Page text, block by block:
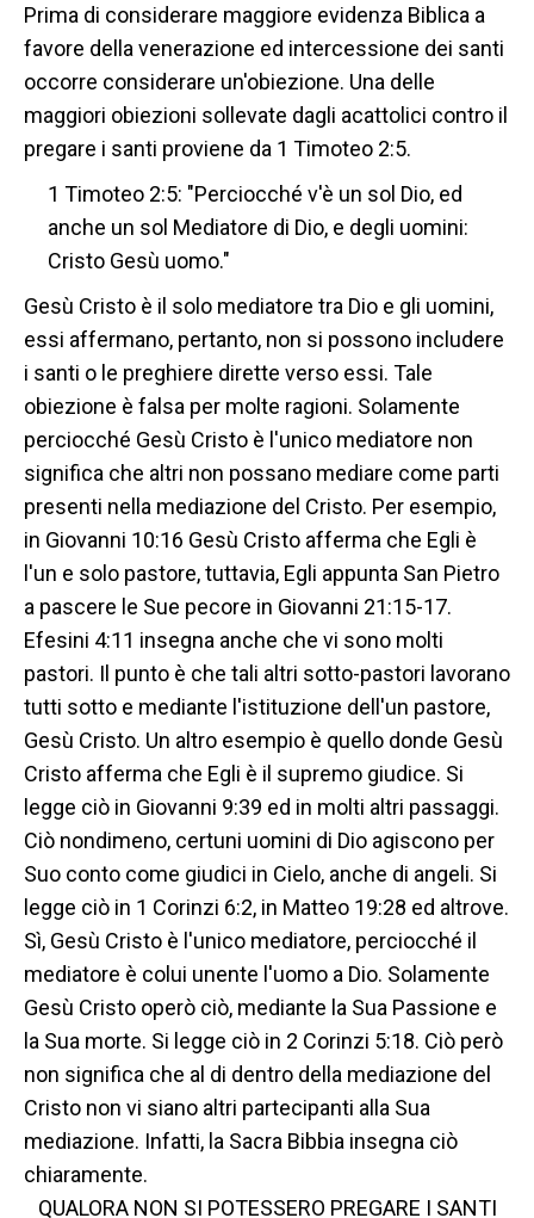
Prima di considerare maggiore evidenza Biblica a
favore della venerazione ed intercessione dei santi
occorre considerare un'obiezione. Una delle
maggiori obiezioni sollevate dagli acattolici contro il
pregare i santi proviene da 1 Timoteo 2:5.
1 Timoteo 2:5: "Perciocché v'è un sol Dio, ed
anche un sol Mediatore di Dio, e degli uomini:
Cristo Gesù uomo."
Gesù Cristo è il solo mediatore tra Dio e gli uomini,
essi affermano, pertanto, non si possono includere
i santi o le preghiere dirette verso essi. Tale
obiezione è falsa per molte ragioni. Solamente
perciocché Gesù Cristo è l'unico mediatore non
significa che altri non possano mediare come parti
presenti nella mediazione del Cristo. Per esempio,
in Giovanni 10:16 Gesù Cristo afferma che Egli è
l'un e solo pastore, tuttavia, Egli appunta San Pietro
a pascere le Sue pecore in Giovanni 21:15-17.
Efesini 4:11 insegna anche che vi sono molti
pastori. Il punto è che tali altri sotto-pastori lavorano
tutti sotto e mediante l'istituzione dell'un pastore,
Gesù Cristo. Un altro esempio è quello donde Gesù
Cristo afferma che Egli è il supremo giudice. Si
legge ciò in Giovanni 9:39 ed in molti altri passaggi.
Ciò nondimeno, certuni uomini di Dio agiscono per
Suo conto come giudici in Cielo, anche di angeli. Si
legge ciò in 1 Corinzi 6:2, in Matteo 19:28 ed altrove.
Sì, Gesù Cristo è l'unico mediatore, perciocché il
mediatore è colui unente l'uomo a Dio. Solamente
Gesù Cristo operò ciò, mediante la Sua Passione e
la Sua morte. Si legge ciò in 2 Corinzi 5:18. Ciò però
non significa che al di dentro della mediazione del
Cristo non vi siano altri partecipanti alla Sua
mediazione. Infatti, la Sacra Bibbia insegna ciò
chiaramente.
QUALORA NON SI POTESSERO PREGARE I SANTI